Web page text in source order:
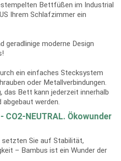
Bettfüßen im Industrial
Ihrem Schlafzimmer ein
geradlinige moderne Design
ein einfaches Stecksystem
oder Metallverbindungen.
das Bett kann jederzeit innerhalb
werden.
CO2-NEUTRAL. Ökowunder
Sie auf Stabilität,
– Bambus ist ein Wunder der